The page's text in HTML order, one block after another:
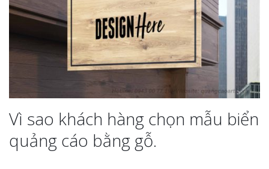
Vì sao khách hàng chọn mẫu biển
quảng cáo bằng gỗ.
Thi Công
Nghệ An Nâng Tầm
Hiệu
Làm Biển
Rẻ Tại Vinh Giải Pháp